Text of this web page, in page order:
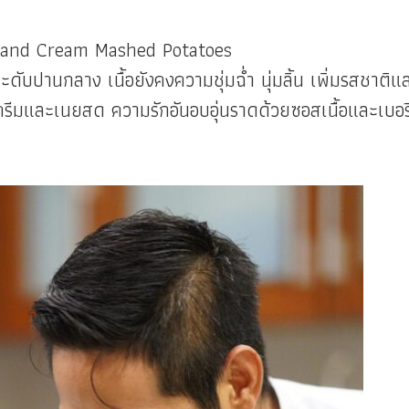
Cream Mashed Potatoes
ดับปานกลาง เนื้อยังคงความชุ่มฉ่ำ นุ่มลิ้น เพิ่มรสชาติแ
ละเนยสด ความรักอันอบอุ่นราดด้วยซอสเนื้อและเบอ